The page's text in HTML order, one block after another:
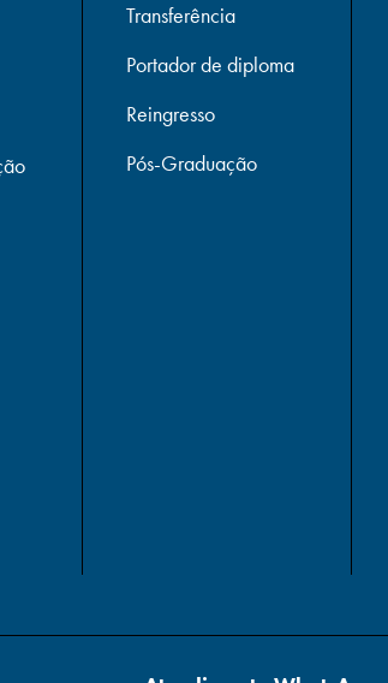
Transferência
Portador de diploma
Reingresso
Pós-Graduação